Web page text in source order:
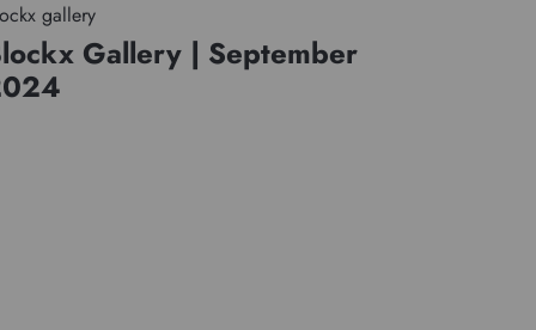
gallery
Gallery | September